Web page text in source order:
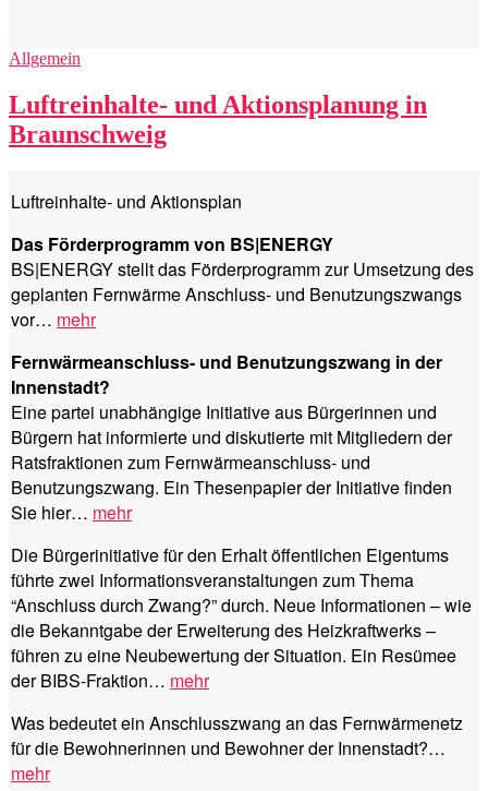
Kategorien
Allgemein
Luftreinhalte- und Aktionsplanung in
Braunschweig
Luftreinhalte- und Aktionsplan
Das Förderprogramm von BS|ENERGY
BS|ENERGY stellt das Förderprogramm zur Umsetzung des
geplanten Fernwärme Anschluss- und Benutzungszwangs
vor… mehr
Fernwärmeanschluss- und Benutzungszwang in der
Innenstadt?
Eine partei unabhängige Initiative aus Bürgerinnen und
Bürgern hat informierte und diskutierte mit Mitgliedern der
Ratsfraktionen zum Fernwärmeanschluss- und
Benutzungszwang. Ein Thesenpapier der Initiative finden
Sie hier… mehr
Die Bürgerinitiative für den Erhalt öffentlichen Eigentums
führte zwei Informationsveranstaltungen zum Thema
“Anschluss durch Zwang?” durch. Neue Informationen – wie
die Bekanntgabe der Erweiterung des Heizkraftwerks –
führen zu eine Neubewertung der Situation. Ein Resümee
der BIBS-Fraktion… mehr
Was bedeutet ein Anschlusszwang an das Fernwärmenetz
für die Bewohnerinnen und Bewohner der Innenstadt?…
mehr